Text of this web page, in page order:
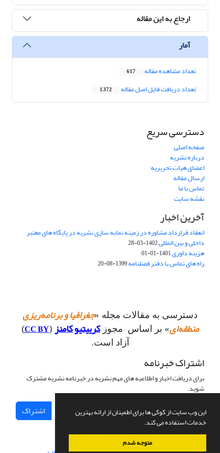
این وب سایت از کوکی ها برای اطمینان از ارائه بهترین
خدمات استفاده می کند.
متوجه شدم
ارجاع به این مقاله
آمار
تعداد مشاهده مقاله 617
تعداد دریافت فایل اصل مقاله 1,372
دسترسی سریع
صفحه اصلی
درباره نشریه
اعضای هیات تحریریه
ارسال مقاله
تماس با ما
نقشه سایت
آخرین اخبار
انعقاد قرارداد مشاوره در زمینه نمایه سازی نشریه در پایگاه های معتبر
داخلی و بین المللی1402-03-28
هزینه داوری1401-01-01
راه های تماس با دفتر فصلنامه1399-08-20
دسترسی به مقالات مجله «جغرافیا و برنامه‌ریزی
منطقه‌ای» بر اساس مجوزکرییتیو کامنز (
CC BY
)
آزاد است.
اشتراک خبرنامه
برای دریافت اخبار و اطلاعیه های مهم نشریه در خبرنامه نشریه مشترک
شوید.
اشتراک